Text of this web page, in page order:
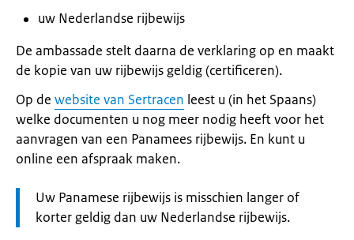
uw Nederlandse rijbewijs
De ambassade stelt daarna de verklaring op en maakt
de kopie van uw rijbewijs geldig (certificeren).
Op de website van Sertracen leest u (in het Spaans)
welke documenten u nog meer nodig heeft voor het
aanvragen van een Panamees rijbewijs. En kunt u
online een afspraak maken.
Let
op:
Uw Panamese rijbewijs is misschien langer of
korter geldig dan uw Nederlandse rijbewijs.